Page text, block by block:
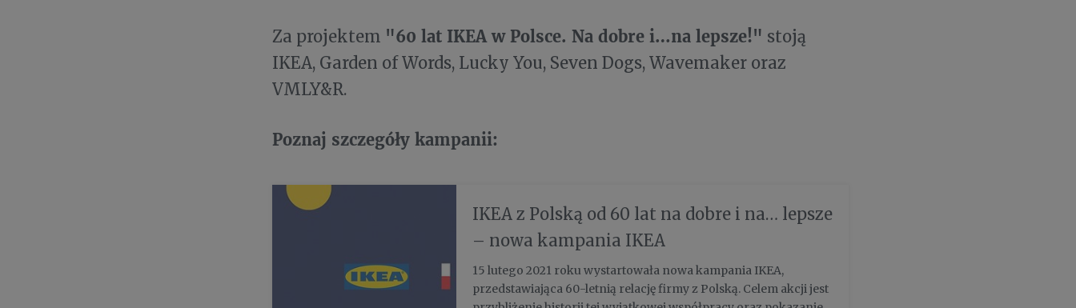
Za projektem "60 lat IKEA w Polsce. Na dobre i…na lepsze!" stoją
IKEA, Garden of Words, Lucky You, Seven Dogs, Wavemaker oraz
VMLY&R.
Poznaj szczegóły kampanii:
IKEA z Polską od 60 lat na dobre i na… lepsze
– nowa kampania IKEA
15 lutego 2021 roku wystartowała nowa kampania IKEA,
przedstawiająca 60-letnią relację firmy z Polską. Celem akcji jest